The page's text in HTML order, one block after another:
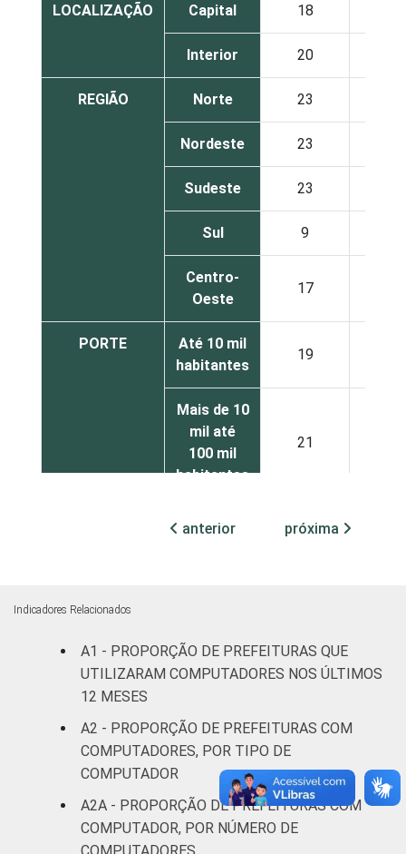
LOCALIZAÇÃO Capital 18
Interior 20
REGIÃO Norte 23
Nordeste 23
Sudeste 23
Sul 9
Centro-
Oeste
17
PORTE
Até 10 mil
habitantes
19
Mais de 10
mil até
100 mil
habitantes
21
Mais de
Mais de
500 mil
17
¹ Base: 5.569 prefeituras que declararam
utilizar computador nos últimos 12 meses.
Dados coletados entre julho e outubro de
2015.
anterior próxima
Indicadores Relacionados
A1 - PROPORÇÃO DE PREFEITURAS QUE
UTILIZARAM COMPUTADORES NOS ÚLTIMOS
12 MESES
A2 - PROPORÇÃO DE PREFEITURAS COM
COMPUTADORES, POR TIPO DE
COMPUTADOR
A2A - PROPORÇÃO DE PREFEITURAS COM
COMPUTADOR, POR NÚMERO DE